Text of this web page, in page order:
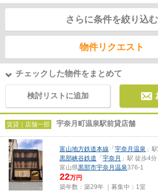
さらに条件を絞り込む
物件リクエスト
チェックした物件をまとめて
検討リストに追加
賃貸｜店舗一部 宇奈月町温泉駅前貸店舗
富山地方鉄道本線 「 宇奈月温泉 」
黒部峡谷鉄道 「 宇奈月 」駅 徒歩4分
富山県黒部市宇奈月温泉376-1
22万円
築年数：築29年 ｜募集中： 1室